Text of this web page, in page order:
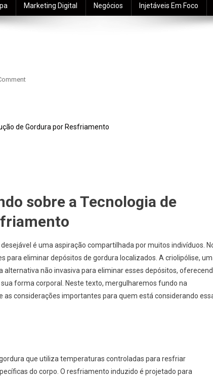
Marketing Digital Negócios Injetáveis Em Foco
de Gordura por Resfriamento
sobre a Tecnologia de
é uma aspiração compartilhada por muitos indivíduos.
para eliminar depósitos de gordura localizados. A criolipólise,
não invasiva para eliminar esses depósitos,
forma corporal. Neste texto, mergulharemos fundo na
as considerações importantes para quem está considerando
que utiliza temperaturas controladas para resfriar
do corpo. O resfriamento induzido é projetado para